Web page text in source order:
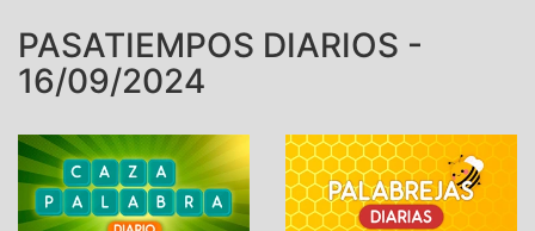
PASATIEMPOS DIARIOS -
16/09/2024